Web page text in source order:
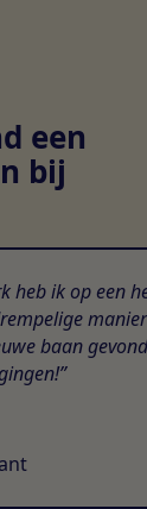
een
bij
heb ik op een
baan